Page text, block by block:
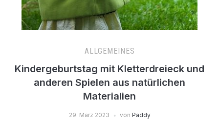
ALLGEMEINES
Kindergeburtstag mit Kletterdreieck und
anderen Spielen aus natürlichen
Materialien
29. März 2023 von Paddy